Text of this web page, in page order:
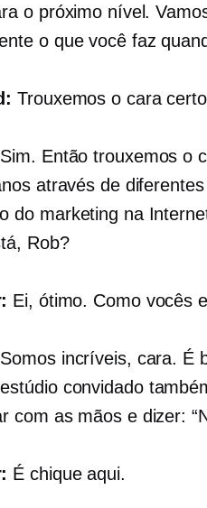
o próximo nível.
o que você faz
Trouxemos o cara
Sim. Então trouxemos o
através de
do marketing na
Rob?
Ei, ótimo. Como vocês
Somos incríveis, cara. É
convidado
com as mãos e dizer:
É chique aqui.